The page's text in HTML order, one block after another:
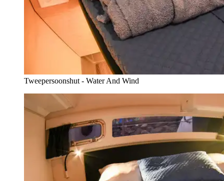
Tweepersoonshut - Water And Wind